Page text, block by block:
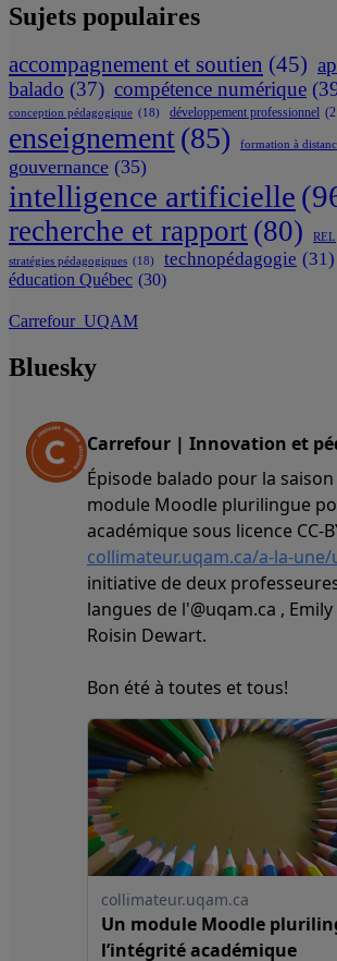
Sujets populaires
accompagnement et soutien (45)
balado (37) compétence numérique
conception pédagogique (18) développement professionnel
enseignement(85) formation à
gouvernance (35)
intelligence artificielle
recherche et rapport (80) REL
stratégies pédagogiques (18) technopédagogie (31)
éducation Québec (30)
Carrefour_UQAM
Bluesky